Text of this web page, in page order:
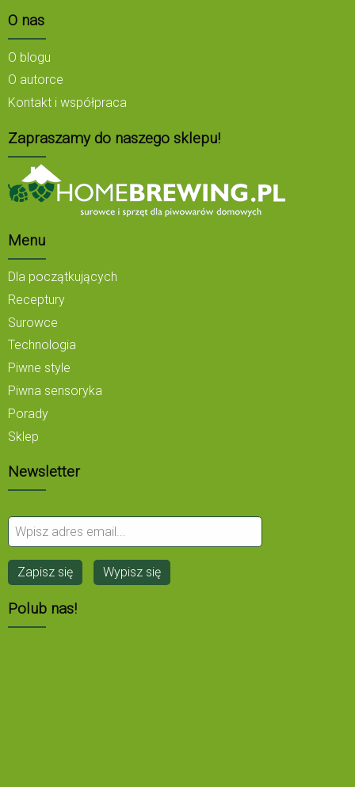
O nas
O blogu
O autorce
Kontakt i współpraca
Zapraszamy do naszego sklepu!
Menu
Dla początkujących
Receptury
Surowce
Technologia
Piwne style
Piwna sensoryka
Porady
Sklep
Newsletter
Polub nas!